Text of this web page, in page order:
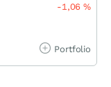
-1,06%
Portfolio